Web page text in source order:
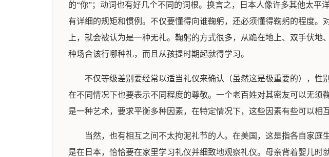
的“你”；动词也有好几个不同的词根。换言之，日本人像许多其他太
有详细的规矩和惯例。不仅要懂得向谁鞠躬，还必须懂得鞠躬的程度
上，就会被认为是一种无礼。鞠躬的方式很多，从跪在地上、双手伏
种场合该行哪种礼，而且从孩提时期起就得学习。
不仅等级差别要经常以适当礼仪来确认（虽然这是极重要的），性
在不同情况下也要表示不同程度的尊敬。一个老百姓对其密友可以无
是一种艺术，要求平衡多种因素，在特定情况下，这些因素有些可以相
当然，也有相互之间不太拘泥礼节的人。在美国，这是指各自家
是在日本，恰恰要在家里学习礼仪并细致地观察礼仪。母亲背着婴儿